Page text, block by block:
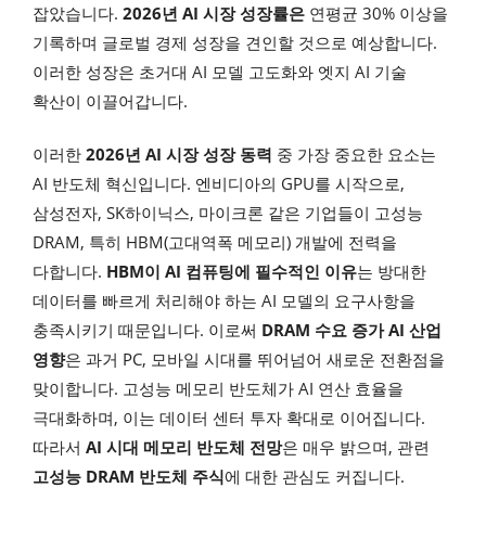
잡았습니다. 2026년 AI 시장 성장률은 연평균 30% 이상을
기록하며 글로벌 경제 성장을 견인할 것으로 예상합니다.
이러한 성장은 초거대 AI 모델 고도화와 엣지 AI 기술
확산이 이끌어갑니다.
이러한 2026년 AI 시장 성장 동력 중 가장 중요한 요소는
AI 반도체 혁신입니다. 엔비디아의 GPU를 시작으로,
삼성전자, SK하이닉스, 마이크론 같은 기업들이 고성능
DRAM, 특히 HBM(고대역폭 메모리) 개발에 전력을
다합니다. HBM이 AI 컴퓨팅에 필수적인 이유는 방대한
데이터를 빠르게 처리해야 하는 AI 모델의 요구사항을
충족시키기 때문입니다. 이로써 DRAM 수요 증가 AI 산업
영향은 과거 PC, 모바일 시대를 뛰어넘어 새로운 전환점을
맞이합니다. 고성능 메모리 반도체가 AI 연산 효율을
극대화하며, 이는 데이터 센터 투자 확대로 이어집니다.
따라서 AI 시대 메모리 반도체 전망은 매우 밝으며, 관련
고성능 DRAM 반도체 주식에 대한 관심도 커집니다.